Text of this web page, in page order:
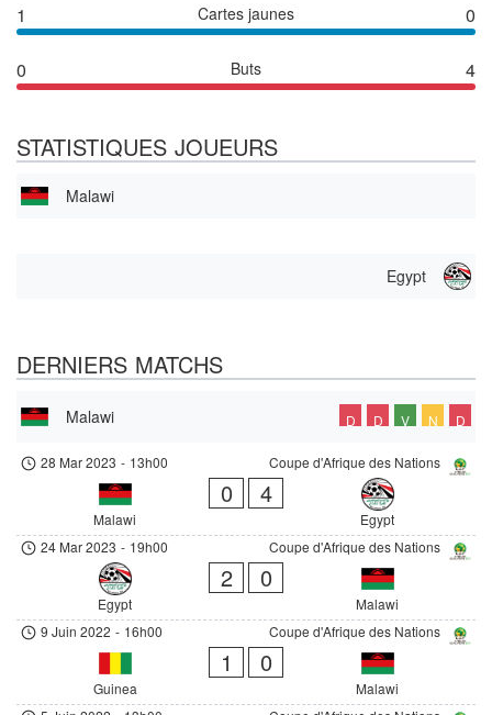
1 Cartes jaunes 0
0 Buts 4
STATISTIQUES JOUEURS
Malawi
Egypt
DERNIERS MATCHS
Malawi D D V N D
Coupe d'Afrique des Nations
28 Mar 2023 - 13h00
Malawi
0 4
Egypt
Coupe d'Afrique des Nations
24 Mar 2023 - 19h00
Egypt
2 0
Malawi
Coupe d'Afrique des Nations
9 Juin 2022 - 16h00
Guinea
1 0
Malawi